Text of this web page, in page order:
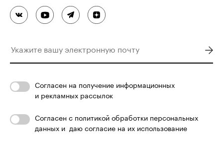
Согласен на получение информационных
и рекламных рассылок
Согласен с политикой обработки персональных
данных и даю согласие на их использование